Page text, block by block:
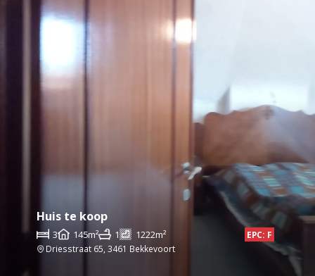
Huis te koop
3 145m² 1 1222m²
EPC: F
Driesstraat 65, 3461 Bekkevoort